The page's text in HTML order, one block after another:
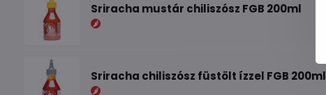
Sriracha mustár chiliszósz FGB 200ml
Sriracha chiliszósz füstölt ízzel FGB 200ml